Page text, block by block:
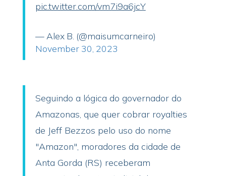
pic.twitter.com/vm7i9a6jcY
— Alex B. (@maisumcarneiro)
November 30, 2023
Seguindo a lógica do governador do
Amazonas, que quer cobrar royalties
de Jeff Bezzos pelo uso do nome
"Amazon", moradores da cidade de
Anta Gorda (RS) receberam